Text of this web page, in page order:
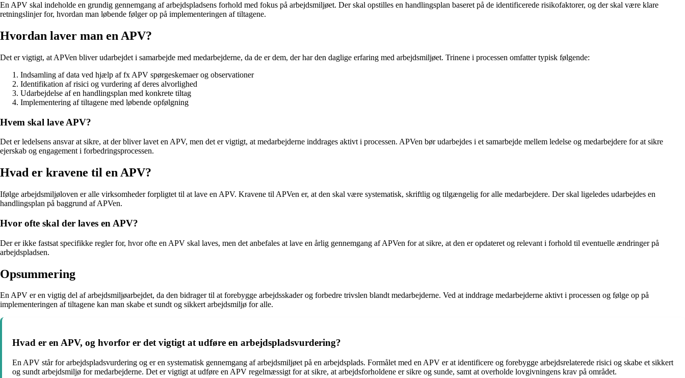
En APV skal indeholde en grundig gennemgang af arbejdspladsens forhold med fokus på arbejdsmiljøet. Der skal opstilles en handlingsplan baseret på de identificerede risikofaktorer, og der skal være klare
retningslinjer for, hvordan man løbende følger op på implementeringen af tiltagene.
Hvordan laver man en APV?
Det er vigtigt, at APVen bliver udarbejdet i samarbejde med medarbejderne, da de er dem, der har den daglige erfaring med arbejdsmiljøet. Trinene i processen omfatter typisk følgende:
Indsamling af data ved hjælp af fx APV spørgeskemaer og observationer
Identifikation af risici og vurdering af deres alvorlighed
Udarbejdelse af en handlingsplan med konkrete tiltag
Implementering af tiltagene med løbende opfølgning
Hvem skal lave APV?
Det er ledelsens ansvar at sikre, at der bliver lavet en APV, men det er vigtigt, at medarbejderne inddrages aktivt i processen. APVen bør udarbejdes i et samarbejde mellem ledelse og medarbejdere for at sikre
ejerskab og engagement i forbedringsprocessen.
Hvad er kravene til en APV?
Ifølge arbejdsmiljøloven er alle virksomheder forpligtet til at lave en APV. Kravene til APVen er, at den skal være systematisk, skriftlig og tilgængelig for alle medarbejdere. Der skal ligeledes udarbejdes en
handlingsplan på baggrund af APVen.
Hvor ofte skal der laves en APV?
Der er ikke fastsat specifikke regler for, hvor ofte en APV skal laves, men det anbefales at lave en årlig gennemgang af APVen for at sikre, at den er opdateret og relevant i forhold til eventuelle ændringer på
arbejdspladsen.
Opsummering
En APV er en vigtig del af arbejdsmiljøarbejdet, da den bidrager til at forebygge arbejdsskader og forbedre trivslen blandt medarbejderne. Ved at inddrage medarbejderne aktivt i processen og følge op på
implementeringen af tiltagene kan man skabe et sundt og sikkert arbejdsmiljø for alle.
Hvad er en APV, og hvorfor er det vigtigt at udføre en arbejdspladsvurdering?
En APV står for arbejdspladsvurdering og er en systematisk gennemgang af arbejdsmiljøet på en arbejdsplads. Formålet med en APV er at identificere og forebygge arbejdsrelaterede risici og skabe et sikkert
og sundt arbejdsmiljø for medarbejderne. Det er vigtigt at udføre en APV regelmæssigt for at sikre, at arbejdsforholdene er sikre og sunde, samt at overholde lovgivningens krav på området.